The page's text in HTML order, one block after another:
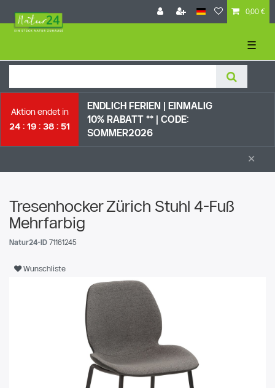
0,00 €
☰
Aktion endet in
24
19 38 51
ENDLICH FERIEN | EI NMALIG
10% RABATT ** | CODE:
SOMMER2026
×
Tresenhocker Zürich Stuhl 4-Fuß
Mehrfarbig
Natur24-ID 71161245
Wunschliste